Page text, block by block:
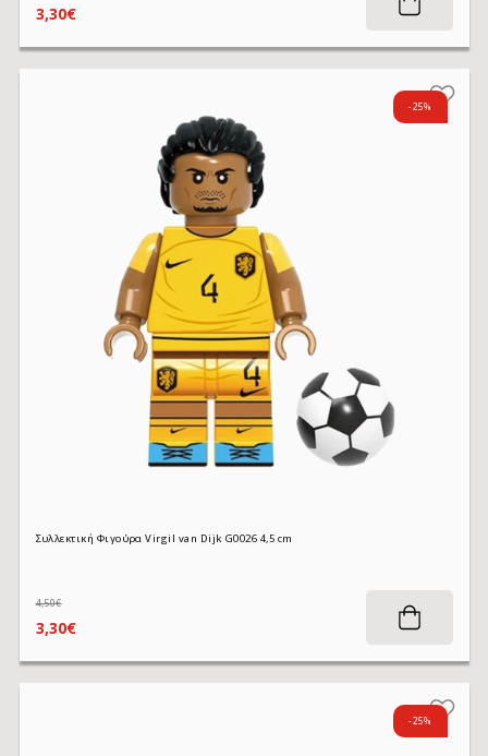
3,30€
-25%
Συλλεκτική Φιγούρα Virgil van Dijk G0026 4,5 cm
3,30€
4,50€
-25%